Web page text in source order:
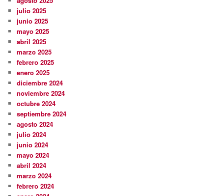
julio 2025
junio 2025
mayo 2025
abril 2025
marzo 2025
febrero 2025
enero 2025
diciembre 2024
noviembre 2024
octubre 2024
septiembre 2024
agosto 2024
julio 2024
junio 2024
mayo 2024
abril 2024
marzo 2024
febrero 2024